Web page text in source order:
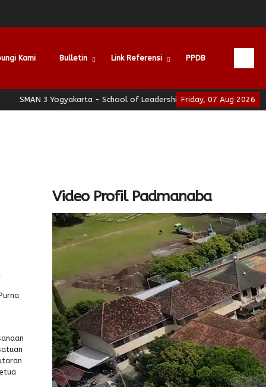
Kami Bulletin Link Referensi PPDB
Friday, 07 Aug 2026
3 Yogyakarta - School of Leadership - Jogja Berhati Nyaman
Video Profil Padmanaba